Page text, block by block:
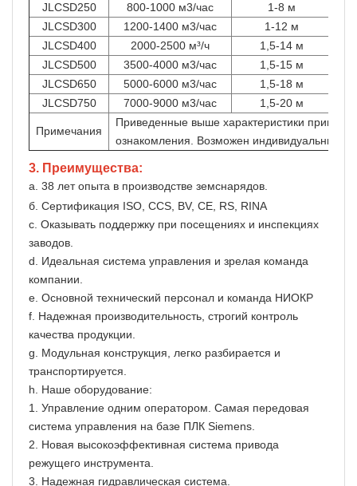
JLCSD250
800-1000 м3/час 1-8 м
JLCSD300
1200-1400 м3/час 1-12 м
JLCSD400
2000-2500 м³/ч 1,5-14 м
JLCSD500
3500-4000 м3/час 1,5-15 м
JLCSD650
5000-6000 м3/час 1,5-18 м
JLCSD750
7000-9000 м3/час 1,5-20 м
Примечания
Приведенные выше характеристики
ознакомления. Возможен индивидуальный
3. Преимущества:
а. 38 лет опыта в производстве земснарядов.
б. Сертификация ISO, CCS, BV, CE, RS, RINA
c. Оказывать поддержку при посещениях и инспекциях
заводов.
d. Идеальная система управления и зрелая команда
компании.
e. Основной технический персонал и команда НИОКР
f. Надежная производительность, строгий контроль
качества продукции.
g. Модульная конструкция, легко разбирается и
транспортируется.
h. Наше оборудование:
1. Управление одним оператором. Самая передовая
система управления на базе ПЛК Siemens.
2. Новая высокоэффективная система привода
режущего инструмента.
3. Надежная гидравлическая система.